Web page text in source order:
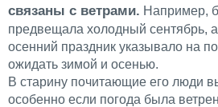
связаны с ветрами. Например,
предвещала холодный сентябрь,
осенний праздник указывало на
ожидать зимой и осенью.
В старину почитающие его люди
особенно если погода была